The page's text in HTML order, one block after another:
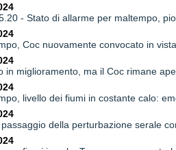
- Stato di allarme per maltempo,
Coc nuovamente convocato in
in miglioramento, ma il Coc rimane
livello dei fiumi in costante calo:
della perturbazione serale